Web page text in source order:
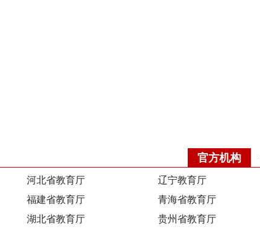
官方机构
河北省教育厅 辽宁教育厅
福建省教育厅 青海省教育厅
湖北省教育厅 贵州省教育厅